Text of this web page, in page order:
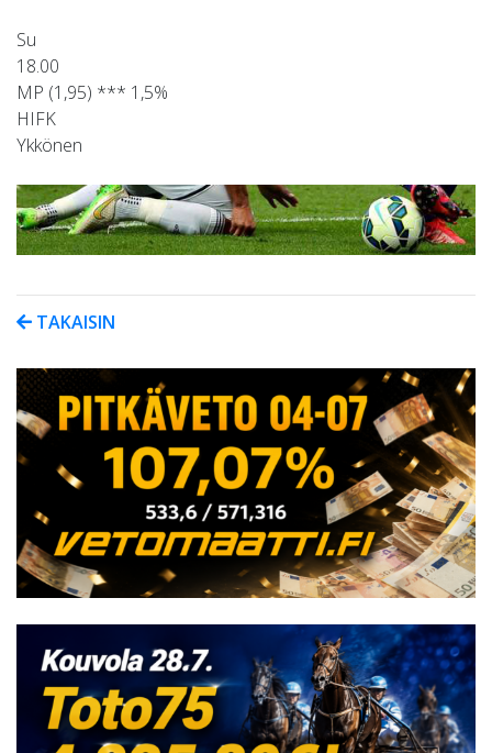
Su
18.00
MP (1,95) *** 1,5%
HIFK
Ykkönen
TAKAISIN